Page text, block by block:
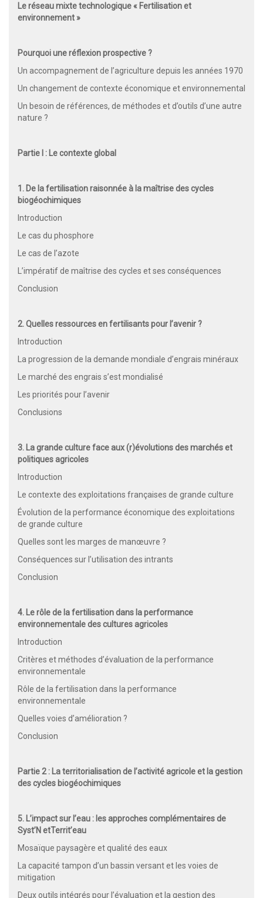
Le réseau mixte technologique « Fertilisation et
environnement »
Pourquoi une réflexion prospective ?
Un accompagnement de l’agriculture depuis les années 1970
Un changement de contexte économique et environnemental
Un besoin de références, de méthodes et d’outils d’une autre
nature ?
Partie I : Le contexte global
1. De la fertilisation raisonnée à la maîtrise des cycles
biogéochimiques
Introduction
Le cas du phosphore
Le cas de l’azote
L’impératif de maîtrise des cycles et ses conséquences
Conclusion
2. Quelles ressources en fertilisants pour l’avenir ?
Introduction
La progression de la demande mondiale d’engrais minéraux
Le marché des engrais s’est mondialisé
Les priorités pour l’avenir
Conclusions
3. La grande culture face aux (r)évolutions des marchés et
politiques agricoles
Introduction
Le contexte des exploitations françaises de grande culture
Évolution de la performance économique des exploitations
de grande culture
Quelles sont les marges de manœuvre ?
Conséquences sur l’utilisation des intrants
Conclusion
4. Le rôle de la fertilisation dans la performance
environnementale des cultures agricoles
Introduction
Critères et méthodes d’évaluation de la performance
environnementale
Rôle de la fertilisation dans la performance
environnementale
Quelles voies d’amélioration ?
Conclusion
Partie 2 : La territorialisation de l’activité agricole et la gestion
des cycles biogéochimiques
5. L’impact sur l’eau : les approches complémentaires de
Syst’N etTerrit’eau
Mosaïque paysagère et qualité des eaux
La capacité tampon d’un bassin versant et les voies de
mitigation
Deux outils intégrés pour l’évaluation et la gestion des